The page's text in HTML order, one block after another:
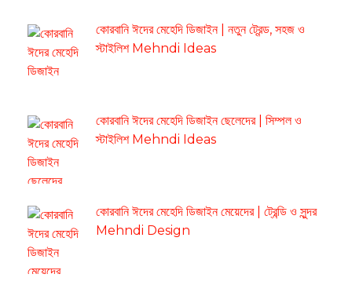
কোরবানি ঈদের মেহেদি ডিজাইন | নতুন ট্রেন্ড, সহজ ও
স্টাইলিশ Mehndi Ideas
কোরবানি ঈদের মেহেদি ডিজাইন ছেলেদের | সিম্পল ও
স্টাইলিশ Mehndi Ideas
কোরবানি ঈদের মেহেদি ডিজাইন মেয়েদের | ট্রেন্ডি ও সুন্দর
Mehndi Design